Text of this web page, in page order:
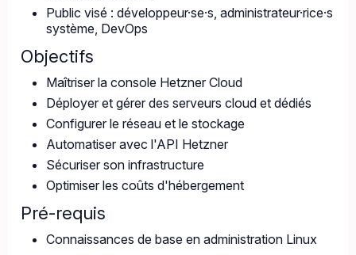
Public visé : développeur·se·s, administrateur·rice·s
système, DevOps
Objectifs
Maîtriser la console Hetzner Cloud
Déployer et gérer des serveurs cloud et dédiés
Configurer le réseau et le stockage
Automatiser avec l'API Hetzner
Sécuriser son infrastructure
Optimiser les coûts d'hébergement
Pré-requis
Connaissances de base en administration Linux